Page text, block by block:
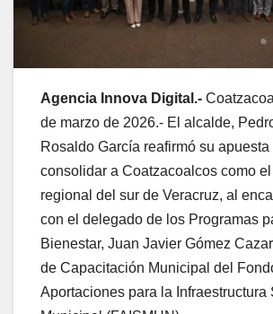
Agencia Innova Digital.-
de marzo de 2026.- El alcalde,
Rosaldo García reafirmó su apuesta
consolidar a Coatzacoalcos como
regional del sur de Veracruz, al
con el delegado de los Programas
Bienestar, Juan Javier Gómez
de Capacitación Municipal del
Aportaciones para la Infraestructura